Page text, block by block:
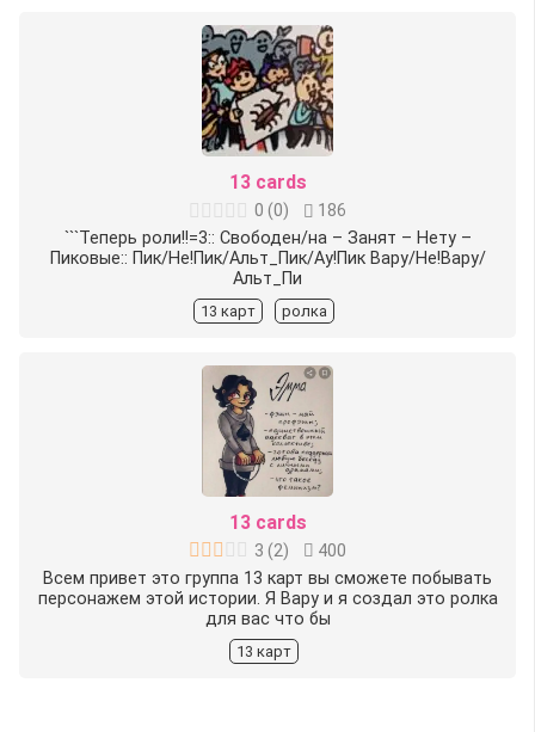
13 cards
0 (0)
186
```Теперь роли!!=3:: Свободен/на – Занят – Нету –
Пиковые:: Пик/Не!Пик/Альт_Пик/Ау!Пик Вару/Не!Вару/
Альт_Пи
13 карт ролка
13 cards
3 (2)
400
Всем привет это группа 13 карт вы сможете побывать
персонажем этой истории. Я Вару и я создал это ролка
для вас что бы
13 карт